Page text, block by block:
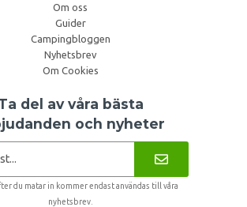
Om oss
Guider
Campingbloggen
Nyhetsbrev
Om Cookies
del av våra bästa
och nyheter
du matar in kommer endast användas till våra
nyhetsbrev.